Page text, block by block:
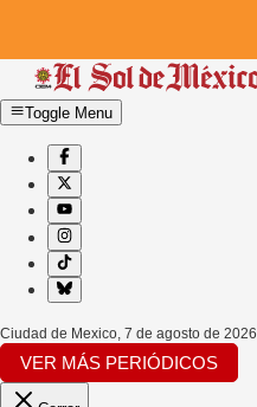
Toggle Menu
Ciudad de Mexico, 7 de agosto de 2026
VER MÁS PERIÓDICOS